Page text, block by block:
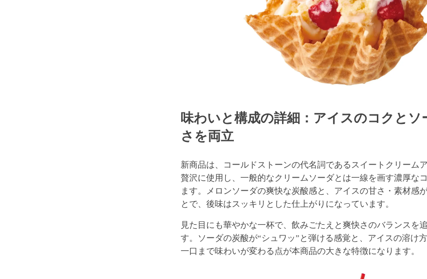
味わいと構成の詳細：アイスのコクとソ
さを両立
新商品は、コールドストーンの代名詞であるスイートクリーム
贅沢に使用し、一般的なクリームソーダとは一線を画す濃厚な
ます。メロンソーダの爽快な炭酸感と、アイスの甘さ・素材感
とで、後味はスッキリとした仕上がりになっています。
見た目にも華やかな一杯で、飲みごたえと爽快さのバランスを
す。ソーダの炭酸が“シュワッ”と弾ける感覚と、アイスの溶け
一口まで味わいが変わる点が本商品の大きな特徴になります。